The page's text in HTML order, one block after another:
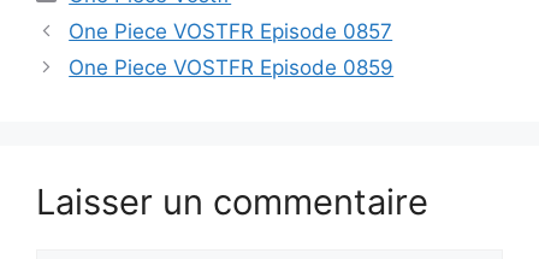
One Piece VOSTFR Episode 0857
One Piece VOSTFR Episode 0859
Laisser un commentaire